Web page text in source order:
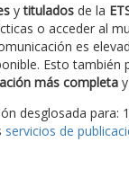
ytituladosde la
o acceder al
es
Esto también
más completay
desglosada para:
servicios de